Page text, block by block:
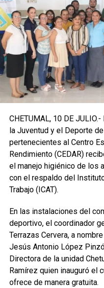
CHETUMAL, 10 DE
la Juventud y el Deporte
pertenecientes al Centro
Rendimiento (CEDAR)
el manejo higiénico de los
con el respaldo del
Trabajo (ICAT).
En las instalaciones del
deportivo, el coordinador
Terrazas Cervera, a
Jesús Antonio López
Directora de la unidad
Ramírez quien inauguró el
ofrece de manera gratuita.